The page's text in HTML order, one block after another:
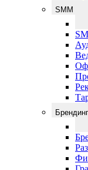
SMM
Брендинг